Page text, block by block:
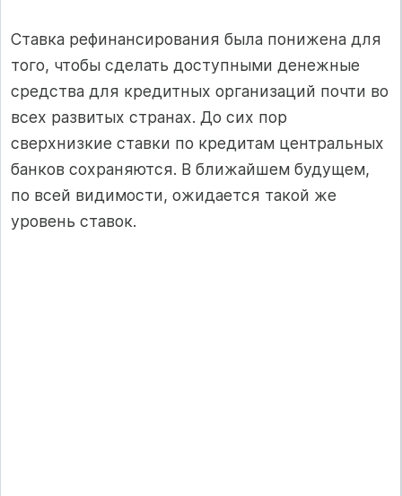
Ставка рефинансирования была понижена для
того, чтобы сделать доступными денежные
средства для кредитных организаций почти во
всех развитых странах. До сих пор
сверхнизкие ставки по кредитам центральных
банков сохраняются. В ближайшем будущем,
по всей видимости, ожидается такой же
уровень ставок.